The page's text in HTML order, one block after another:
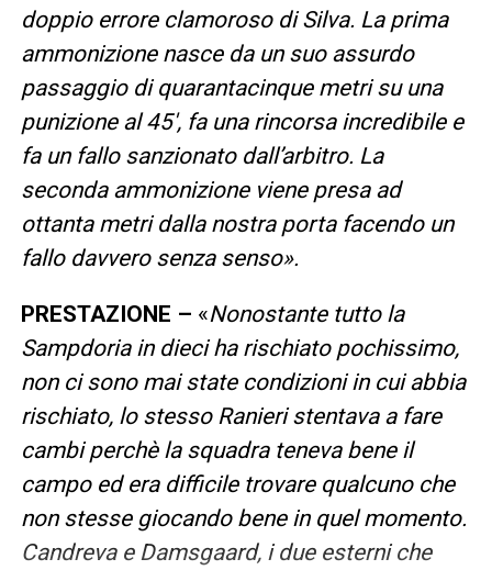
doppio errore clamoroso di Silva. La prima
ammonizione nasce da un suo assurdo
passaggio di quarantacinque metri su una
punizione al 45′, fa una rincorsa incredibile e
fa un fallo sanzionato dall’arbitro. La
seconda ammonizione viene presa ad
ottanta metri dalla nostra porta facendo un
fallo davvero senza senso».
PRESTAZIONE – «Nonostante tutto la
Sampdoria in dieci ha rischiato pochissimo,
non ci sono mai state condizioni in cui abbia
rischiato, lo stesso Ranieri stentava a fare
cambi perchè la squadra teneva bene il
campo ed era difficile trovare qualcuno che
non stesse giocando bene in quel momento.
Candreva e Damsgaard, i due esterni che